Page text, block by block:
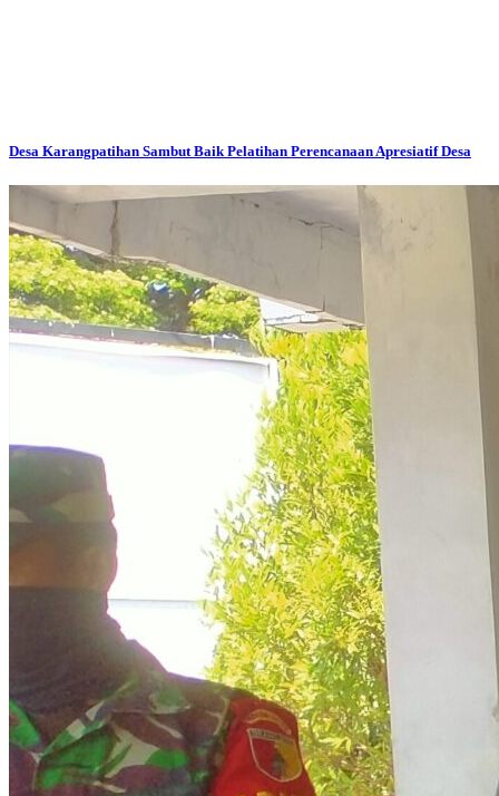
Desa Karangpatihan Sambut Baik Pelatihan Perencanaan Apresiatif Desa